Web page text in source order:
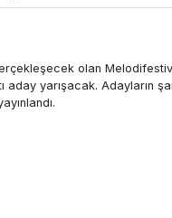
olan
yarışacak. Adayların